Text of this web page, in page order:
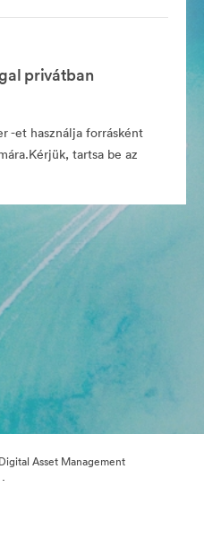
privátban
-et használja forrásként
tartsa be az
Asset Management
·